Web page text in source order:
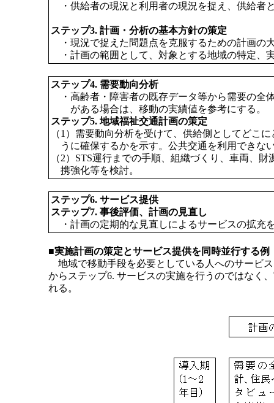
・供給者の現況と利用者の現況を捉え、供給
ステップ3. 計画・分析の基本方針の策定
・現況で捉えた問題点を克服するための計画の
・計画の範囲として、対象とする地域の特定
ステップ4. 需要動向分析
・高齢者・障害者の既存データ等から需要の
がある場合は、移動の実績値を参考にする。
ステップ5. 地域福祉交通計画の策定
（1）需要動向分析を受けて、供給側としてどこ
うに確保するかを示す。公共交通を利用できな
（2）STS運行までの手順、組織づくり、車両、
携強化等を検討。
ステップ6. サービス提供
ステップ7. 事後評価、計画の見直し
・計画の定期的な見直しによるサービスの拡充
■実施計画の策定とサービス提供を同時並行する例
地域で移動手段を必要としている人へのサービ
からステップ6. サービスの実施を行うのではなく
れる。